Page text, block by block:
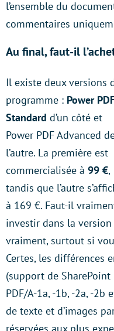
l’ensemble du
commentaires
Au final, faut-il
Il existe deux versions
programme : Power
Standard d’un côté et
Power PDF Advanced
l’autre. La première est
commercialisée à 99 €,
tandis que l’autre
à 169 €. Faut-il
investir dans la version
vraiment, surtout si
Certes, les différences
(support de
PDF/A-1a, -1b, -2a, -
de texte et d’images
réservées aux plus